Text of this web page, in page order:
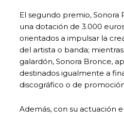
El segundo premio, Sonora
una dotación de 3.000
orientados a impulsar la
del artista o banda;
galardón, Sonora Bronce,
destinados igualmente a
discográfico o de
Además, con su actuación